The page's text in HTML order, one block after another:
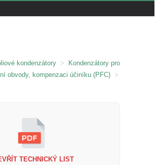
kondenzátory >
Kondenzátory pro
obvody, kompenzaci účiníku (PFC) >
TECHNICKÝ LIST